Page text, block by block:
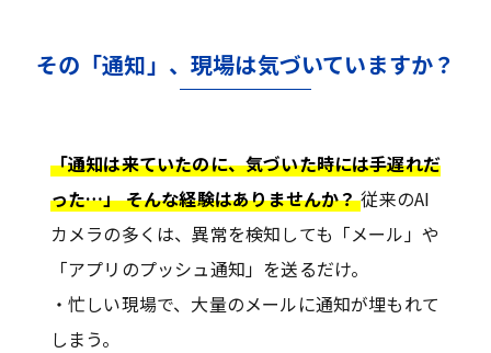
その「通知」、現場は気づいていますか？
「通知は来ていたのに、気づいた時には手遅れだ
った…」 そんな経験はありませんか？従来のAI
カメラの多くは、異常を検知しても「メール」や
「アプリのプッシュ通知」を送るだけ。
・忙しい現場で、大量のメールに通知が埋もれて
しまう。